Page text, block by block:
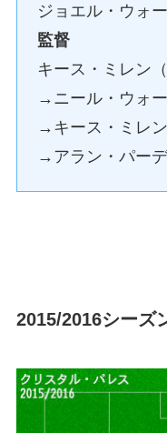
ジョエル・ウォ
監督
キース・ミレン（
→ニール・ウォ
→キース・ミレン
→アラン・パーデ
2015/2016シーズ